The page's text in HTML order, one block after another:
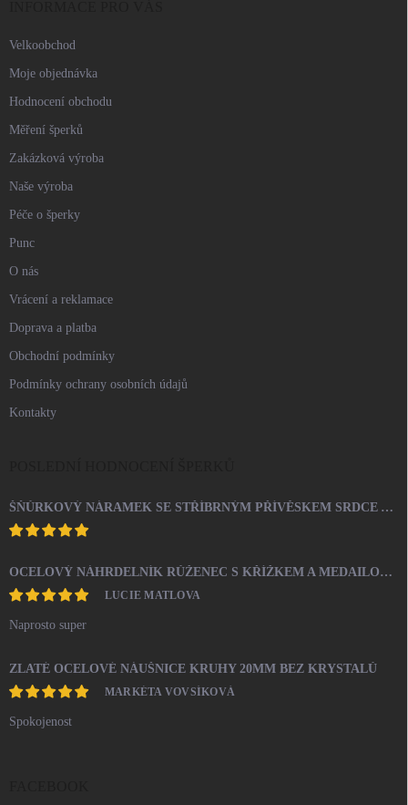
Velkoobchod
Moje objednávka
Hodnocení obchodu
Měření šperků
Zakázková výroba
Naše výroba
Péče o šperky
Punc
O nás
Vrácení a reklamace
Doprava a platba
Obchodní podmínky
Podmínky ochrany osobních údajů
Kontakty
ŠŇŮRKOVÝ NÁRAMEK SE STŘÍBRNÝM PŘÍVĚSKEM SRDCE A KRYSTALY SWAROVSKI CRYSTAL (STŘÍBRO 925/1000)
OCELOVÝ NÁHRDELNÍK RŮŽENEC S KŘÍŽKEM A MEDAILONEM
LUCIE MATLOVA
Naprosto super
ZLATÉ OCELOVÉ NÁUŠNICE KRUHY 20MM BEZ KRYSTALŮ
MARKÉTA VOVSÍKOVÁ
Spokojenost